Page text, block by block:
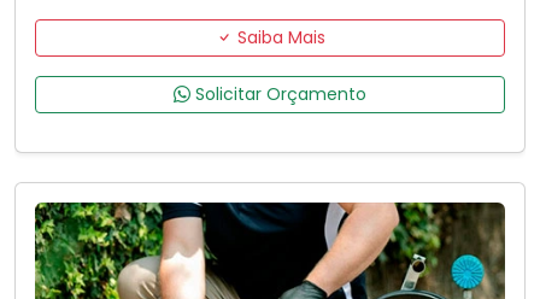
Saiba Mais
Solicitar Orçamento